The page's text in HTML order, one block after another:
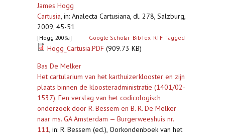
James Hogg
Cartusia, in: Analecta Cartusiana, dl. 278, Salzburg,
2009, 45-51
[Hogg 2009a] Google Scholar BibTex RTF Tagged
Hogg_Cartusia.PDF (909.73 KB)
Bas De Melker
Het cartularium van het karthuizerklooster en zijn
plaats binnen de kloosteradministratie (1401/02-
1537). Een verslag van het codicologisch
onderzoek door R. Bessem en B. R. De Melker
naar ms. GA Amsterdam — Burgerweeshuis nr.
111, in: R. Bessem (ed.), Oorkondenboek van het